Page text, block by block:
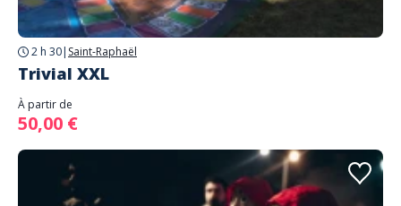
2 h 30| Saint-Raphaël
Trivial XXL
À partir de
50,00 €